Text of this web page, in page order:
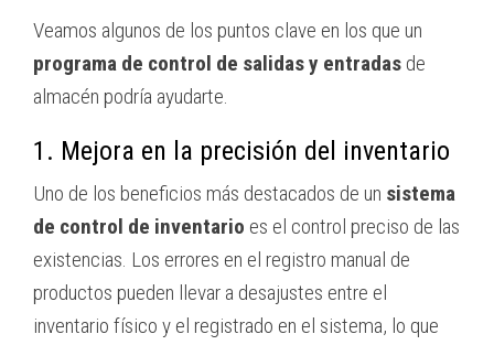
Veamos algunos de los puntos clave en los que un
programa de control de salidas y entradas de
almacén podría ayudarte.
1. Mejora en la precisión del inventario
Uno de los beneficios más destacados de un sistema
de control de inventario es el control preciso de las
existencias. Los errores en el registro manual de
productos pueden llevar a desajustes entre el
inventario físico y el registrado en el sistema, lo que